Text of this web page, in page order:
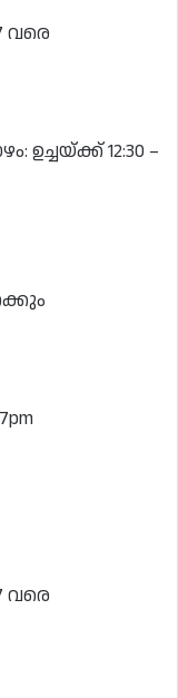
വരെ
ഉച്ചയ്ക്ക് 12:30 –
വരെ